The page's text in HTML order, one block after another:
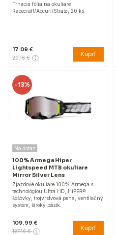
Trhacia fólia na okuliare
Racecraft/Accuri/Strata, 20 ks.
17.09 €
20.16 € Kúpiť
-13%
Na dotaz
100% Armega Hiper
Lightspeed MTB okuliare
Mirror Silver Lens
Zjazdové okuliare 100% Armega s
technológiou Ultra HD, HiPER®
šošovky, trojvrstvová pena, ventilačný
systém, široký pásik.
109.99 €
127.16 € Kúpiť